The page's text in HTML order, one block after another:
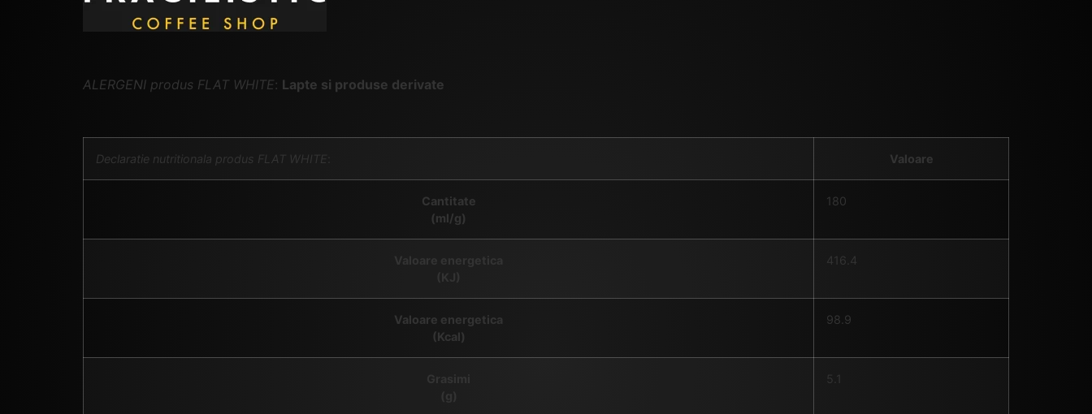
ALERGENI produs FLAT WHITE: Lapte si produse derivate
Declaratie nutritionala produs FLAT WHITE Valoare
Cantitate
(ml/g)
180
Valoare energetica
416.4
Valoare energetica
(Kcal)
98.9
5.1